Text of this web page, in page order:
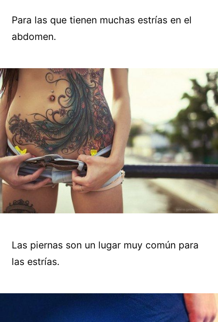
Para las que tienen muchas estrías en el
abdomen.
Las piernas son un lugar muy común para
las estrías.